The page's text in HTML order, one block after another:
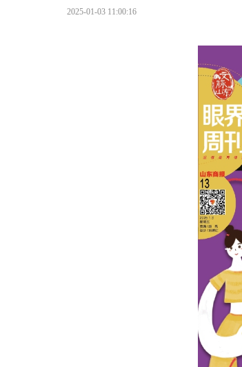
2025-01-03 11:00:16